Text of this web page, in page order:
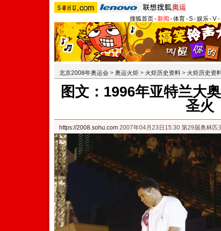
搜狐首页-新闻 -体育-S-娱乐-V-
北京2008年奥运会 > 奥运火炬 > 火炬历史资料 > 火炬历史资
图文：1996年亚特兰大
圣火
https://2008.sohu.com 2007年04月23日15:30 第29届奥林匹